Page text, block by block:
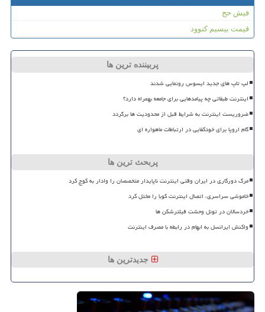
فیش حج
قیمت بیسیم کنوود
پربیننده ترین ها
لپ تاپ های جدید ایسوس رونمایی شدند
اینترنت طبقاتی چه پیامدهایی برای جامعه بهمراه دارد؟
ضروریست اینترنت به شرایط قبل از محدودیت ها برگردد
گام اروپا برای خودکفایی در ارتباطات ماهواره ای
پربحث ترین ها
مرگ دورکاری در ایران وقتی اینترنت ناپایدار متخصصان را وادار به کوچ کرد
خاموشی سراسری، اتصال اینترنت کوبا را مختل کرد
خردسالان در تونل وحشت فیلترشکن ها
واکنش ایرانسل به ابهام در رابطه با مصرف اینترنت
جدیدترین ها